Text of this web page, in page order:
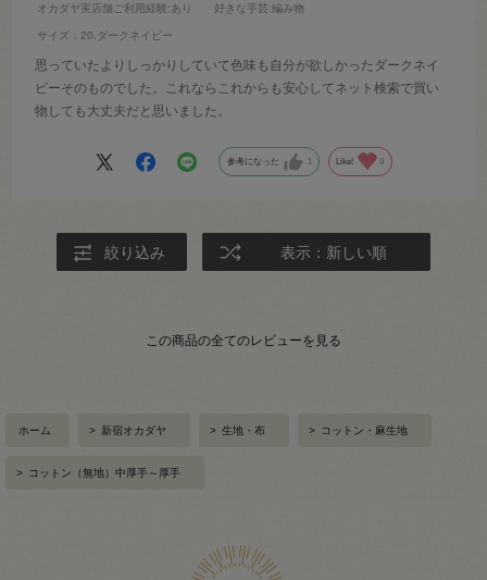
オカダヤ実店舗ご利用経験:あり 好きな手芸:編み物
サイズ：20.ダークネイビー
思っていたよりしっかりしていて色味も自分が欲しかったダークネイ
ビーそのものでした。これならこれからも安心してネット検索で買い
物しても大丈夫だと思いました。
参考になった 1 Like! 0
絞り込み 表示：新しい順
この商品の全てのレビューを見る
ホーム > 新宿オカダヤ > 生地・布 > コットン・麻生地
> コットン（無地）中厚手～厚手